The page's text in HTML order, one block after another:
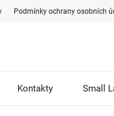
Podmínky ochrany osobních
Kontakty Small